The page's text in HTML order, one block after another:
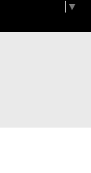
▼